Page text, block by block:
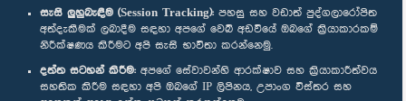
සැසි ලුහුබැඳීම (Session Tracking): පහසු සහ වඩාත් පුද්ගලාරෝපිත
අත්දැකීමක් ලබාදීම සඳහා අපගේ වෙබ් අඩවියේ ඔබගේ ක්‍රියාකාරකම්
නිරීක්ෂණය කිරීමට අපි සැසි භාවිතා කරන්නෙමු.
දත්ත සටහන් කිරීම: අපගේ සේවාවන්හි ආරක්ෂාව සහ ක්‍රියාකාරීත්වය
සහතික කිරීම සඳහා අපි ඔබගේ IP ලිපිනය, උපාංග විස්තර සහ
අප හා සම්බන්ධ වී සිටින්න :